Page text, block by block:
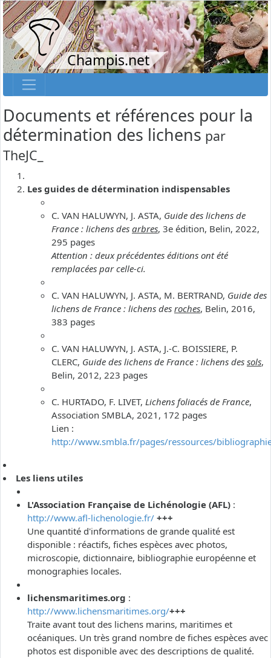
Champis.net
Documents et références pour la
détermination des lichens par
TheJC_
Les guides de détermination indispensables
C. VAN HALUWYN, J. ASTA, Guide des lichens de
France : lichens des arbres, 3e édition, Belin, 2022,
295 pages
Attention : deux précédentes éditions ont été
remplacées par celle-ci.
C. VAN HALUWYN, J. ASTA, M. BERTRAND, Guide des
lichens de France : lichens des roches, Belin, 2016,
383 pages
C. VAN HALUWYN, J. ASTA, J.-C. BOISSIERE, P.
CLERC, Guide des lichens de France : lichens des sols,
Belin, 2012, 223 pages
C. HURTADO, F. LIVET, Lichens foliacés de France,
Association SMBLA, 2021, 172 pages
Lien :
http://www.smbla.fr/pages/ressources/
Les liens utiles
L'Association Française de Lichénologie (AFL) :
http://www.afl-lichenologie.fr/ +++
Une quantité d'informations de grande qualité est
disponible : réactifs, fiches espèces avec photos,
microscopie, dictionnaire, bibliographie européenne et
monographies locales.
lichensmaritimes.org :
http://www.lichensmaritimes.org/+++
Traite avant tout des lichens marins, maritimes et
océaniques. Un très grand nombre de fiches espèces avec
photos est disponible avec des descriptions de qualité.